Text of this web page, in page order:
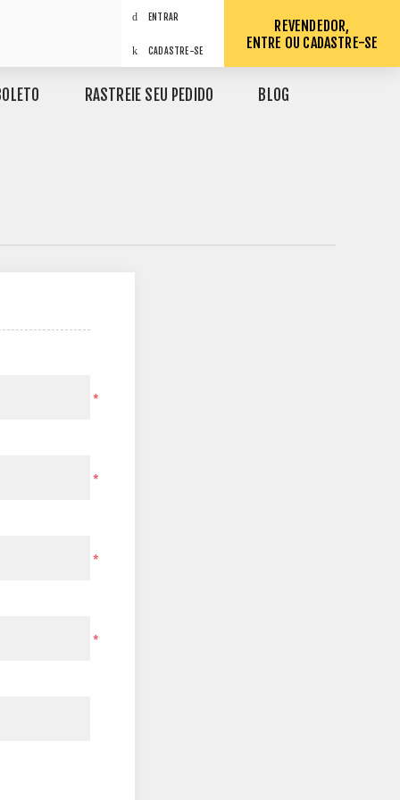
ENTRAR
CADASTRE-SE
REVENDEDOR,
ENTRE OU CADASTRE-SE
RASTREIE SEU PEDIDO BLOG
*
*
*
*